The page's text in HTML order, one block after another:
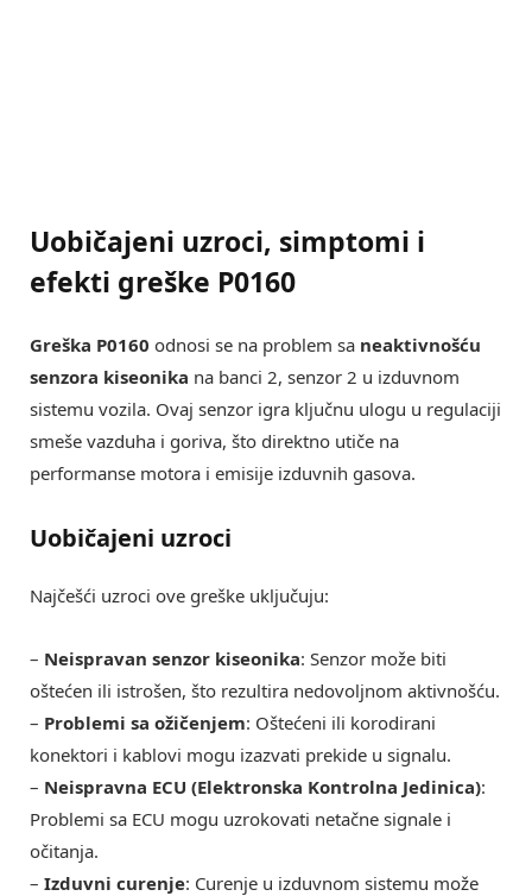
Uobičajeni uzroci, simptomi i
efekti greške P0160
Greška P0160 odnosi se na problem sa neaktivnošću
senzora kiseonika na banci 2, senzor 2 u izduvnom
sistemu vozila. Ovaj senzor igra ključnu ulogu u regulaciji
smeše vazduha i goriva, što direktno utiče na
performanse motora i emisije izduvnih gasova.
Uobičajeni uzroci
Najčešći uzroci ove greške uključuju:
– Neispravan senzor kiseonika: Senzor može biti
oštećen ili istrošen, što rezultira nedovoljnom aktivnošću.
– Problemi sa ožičenjem: Oštećeni ili korodirani
konektori i kablovi mogu izazvati prekide u signalu.
– Neispravna ECU (Elektronska Kontrolna Jedinica):
Problemi sa ECU mogu uzrokovati netačne signale i
očitanja.
– Izduvni curenje: Curenje u izduvnom sistemu može